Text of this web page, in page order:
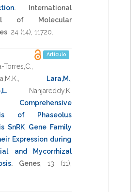
.
International
of Molecular
24 (14), 11720
Artículo
Torres,C.
Lara,M.
Nanjareddy,K.
Comprehensive
of Phaseolus
SnRK Gene Family
Expression during
and Mycorrhizal
. Genes,13 (11),